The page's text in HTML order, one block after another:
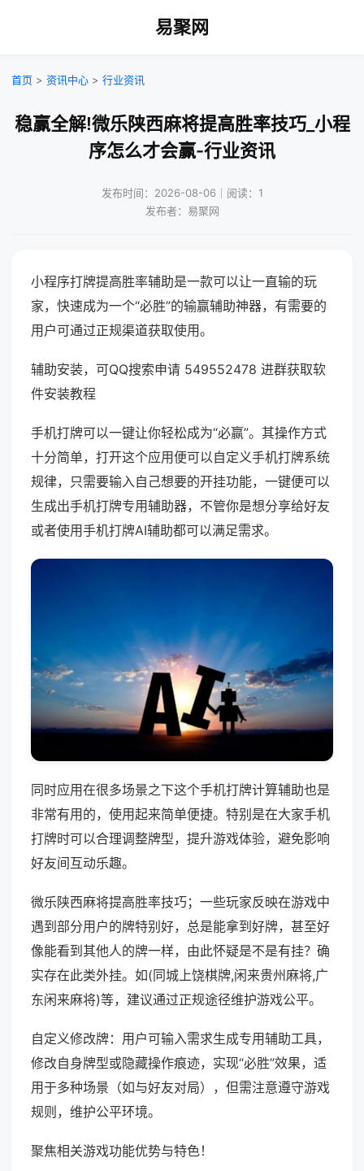
易聚网
首页 > 资讯中心 > 行业资讯
稳赢全解!微乐陕西麻将提高胜率技巧_小程
序怎么才会赢-行业资讯
发布时间：2026-08-06｜阅读：1
发布者：易聚网
小程序打牌提高胜率辅助是一款可以让一直输的玩
家，快速成为一个“必胜”的输赢辅助神器，有需要的
用户可通过正规渠道获取使用。
辅助安装，可QQ搜索申请 549552478 进群获取软
件安装教程
手机打牌可以一键让你轻松成为“必赢”。其操作方式
十分简单，打开这个应用便可以自定义手机打牌系统
规律，只需要输入自己想要的开挂功能，一键便可以
生成出手机打牌专用辅助器，不管你是想分享给好友
或者使用手机打牌AI辅助都可以满足需求。
同时应用在很多场景之下这个手机打牌计算辅助也是
非常有用的，使用起来简单便捷。特别是在大家手机
打牌时可以合理调整牌型，提升游戏体验，避免影响
好友间互动乐趣。
微乐陕西麻将提高胜率技巧；一些玩家反映在游戏中
遇到部分用户的牌特别好，总是能拿到好牌，甚至好
像能看到其他人的牌一样，由此怀疑是不是有挂？确
实存在此类外挂。如(同城上饶棋牌,闲来贵州麻将,广
东闲来麻将)等，建议通过正规途径维护游戏公平。
自定义修改牌：用户可输入需求生成专用辅助工具，
修改自身牌型或隐藏操作痕迹，实现“必胜”效果，适
用于多种场景（如与好友对局），但需注意遵守游戏
规则，维护公平环境。
聚焦相关游戏功能优势与特色！